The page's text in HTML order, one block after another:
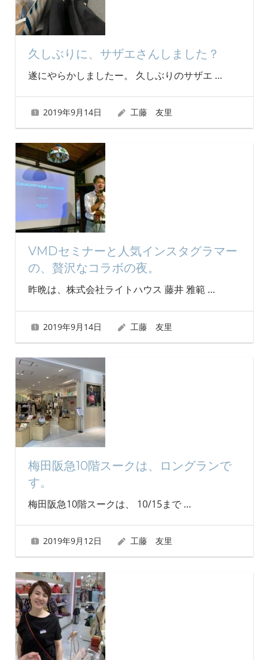
久しぶりに、サザエさんしました？
遂にやらかしましたー。 久しぶりのサザエ …
2019年9月14日 工藤 友里
VMDセミナーと人気インスタグラマー
の、贅沢なコラボの夜。
昨晩は、株式会社ライトハウス 藤井 雅範 …
2019年9月14日 工藤 友里
梅田阪急10階スークは、ロングランで
す。
梅田阪急10階スークは、 10/15まで …
2019年9月12日 工藤 友里